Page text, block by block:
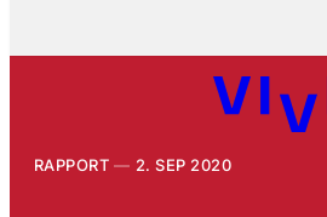
RAPPORT 2. SEP 2020